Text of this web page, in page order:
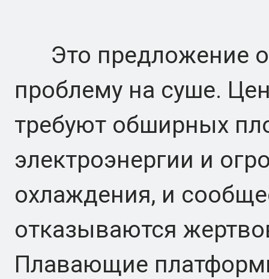
Это предложение
проблему на суше.
требуют обширных
электроэнергии и
охлаждения, и
отказываются
Плавающие